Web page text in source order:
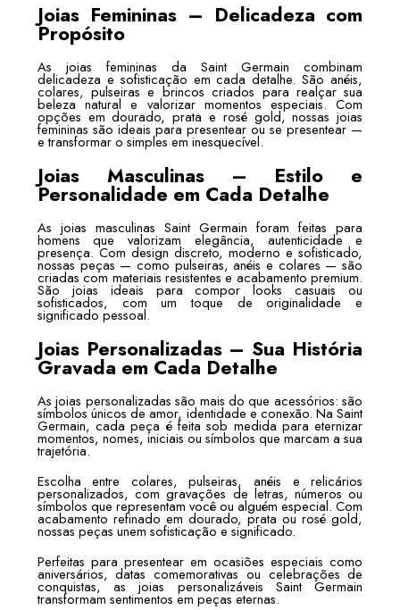
Joias Femininas – Delicadeza com
Propósito
As joias femininas da Saint Germain combinam
delicadeza e sofisticação em cada detalhe. São anéis,
colares, pulseiras e brincos criados para realçar sua
beleza natural e valorizar momentos especiais. Com
opções em dourado, prata e rosé gold, nossas joias
femininas são ideais para presentear ou se presentear —
e transformar o simples em inesquecível.
Joias Masculinas – Estilo e
Personalidade em Cada Detalhe
As joias masculinas Saint Germain foram feitas para
homens que valorizam elegância, autenticidade e
presença. Com design discreto, moderno e sofisticado,
nossas peças — como pulseiras, anéis e colares — são
criadas com materiais resistentes e acabamento premium.
São joias ideais para compor looks casuais ou
sofisticados, com um toque de originalidade e
significado pessoal.
Joias Personalizadas – Sua História
Gravada em Cada Detalhe
As joias personalizadas são mais do que acessórios: são
símbolos únicos de amor, identidade e conexão. Na Saint
Germain, cada peça é feita sob medida para eternizar
momentos, nomes, iniciais ou símbolos que marcam a sua
trajetória.
Escolha entre colares, pulseiras, anéis e relicários
personalizados, com gravações de letras, números ou
símbolos que representam você ou alguém especial. Com
acabamento refinado em dourado, prata ou rosé gold,
nossas peças unem sofisticação e significado.
Perfeitas para presentear em ocasiões especiais como
aniversários, datas comemorativas ou celebrações de
conquistas, as joias personalizáveis Saint Germain
transformam sentimentos em peças eternas.